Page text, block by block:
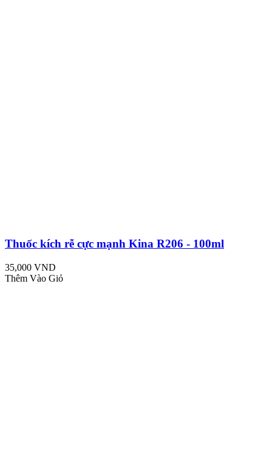
Thuốc kích rễ cực mạnh Kina R206 - 100ml
35,000 VND
Thêm Vào Giỏ